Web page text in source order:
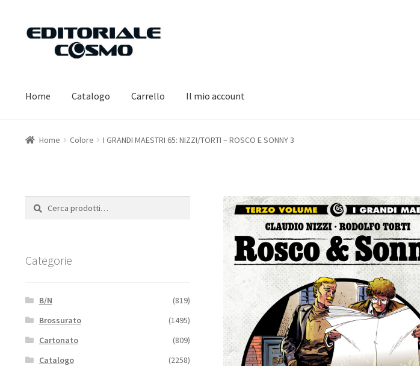
Vai
navigazione
Vai
Home Catalogo Carrello Il mio account
Home Colore I GRANDI MAESTRI 65: NIZZI/TORTI – ROSCO E SONNY 3
Cerca:
Cerca
Categorie
B/N
(819)
Brossurato
(1495)
Cartonato
(809)
Catalogo
(2258)